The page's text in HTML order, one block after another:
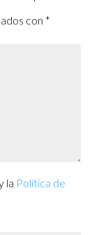
con *
la Política de